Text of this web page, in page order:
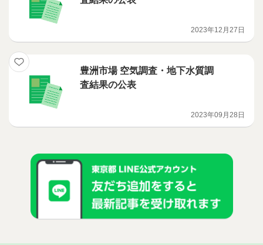
2023年12月27日
豊洲市場 空気調査・地下水質調
査結果の公表
2023年09月28日